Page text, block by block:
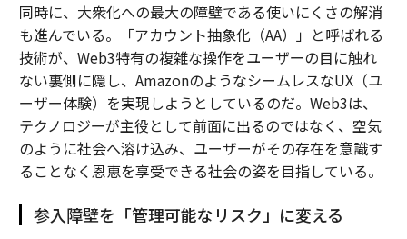
同時に、大衆化への最大の障壁である使いにくさの解消
も進んでいる。「アカウント抽象化（AA）」と呼ばれる
技術が、Web3特有の複雑な操作をユーザーの目に触れ
ない裏側に隠し、AmazonのようなシームレスなUX（ユ
ーザー体験）を実現しようとしているのだ。Web3は、
テクノロジーが主役として前面に出るのではなく、空気
のように社会へ溶け込み、ユーザーがその存在を意識す
ることなく恩恵を享受できる社会の姿を目指している。
参入障壁を「管理可能なリスク」に変える